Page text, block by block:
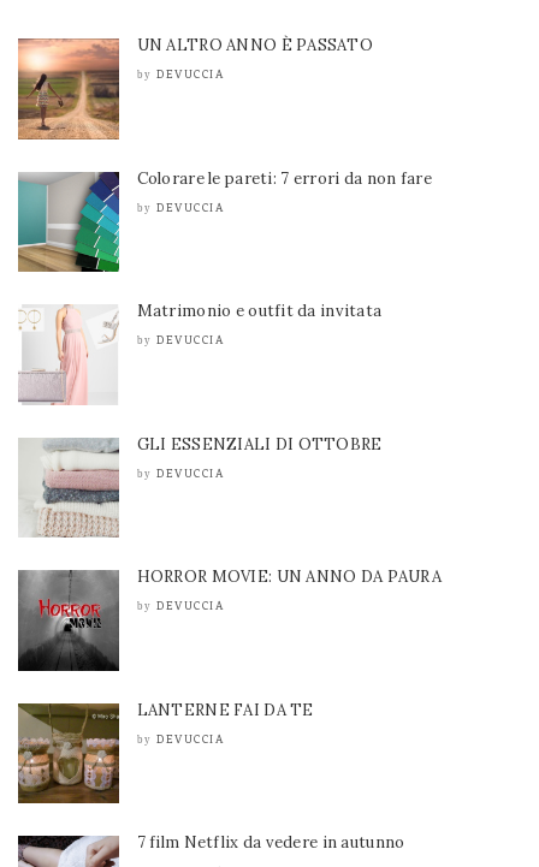
UN ALTRO ANNO È PASSATO
by DEVUCCIA
Colorare le pareti: 7 errori da non fare
by DEVUCCIA
Matrimonio e outfit da invitata
by DEVUCCIA
GLI ESSENZIALI DI OTTOBRE
by DEVUCCIA
HORROR MOVIE: UN ANNO DA PAURA
by DEVUCCIA
LANTERNE FAI DA TE
by DEVUCCIA
7 film Netflix da vedere in autunno